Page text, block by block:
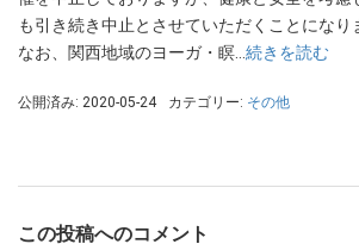
も引き続き中止とさせていただくことになり
なお、関西地域のヨーガ・瞑…続きを読む
公開済み: 2020-05-24 カテゴリー: その他
この投稿へのコメント